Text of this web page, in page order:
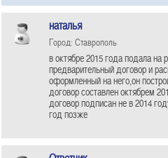
наталья
Город: Ставрополь
в октябре 2015 года подала
предварительный договор и
оформленный на него,он
договор составлен октябрем
договор подписан не в 2014
год позже